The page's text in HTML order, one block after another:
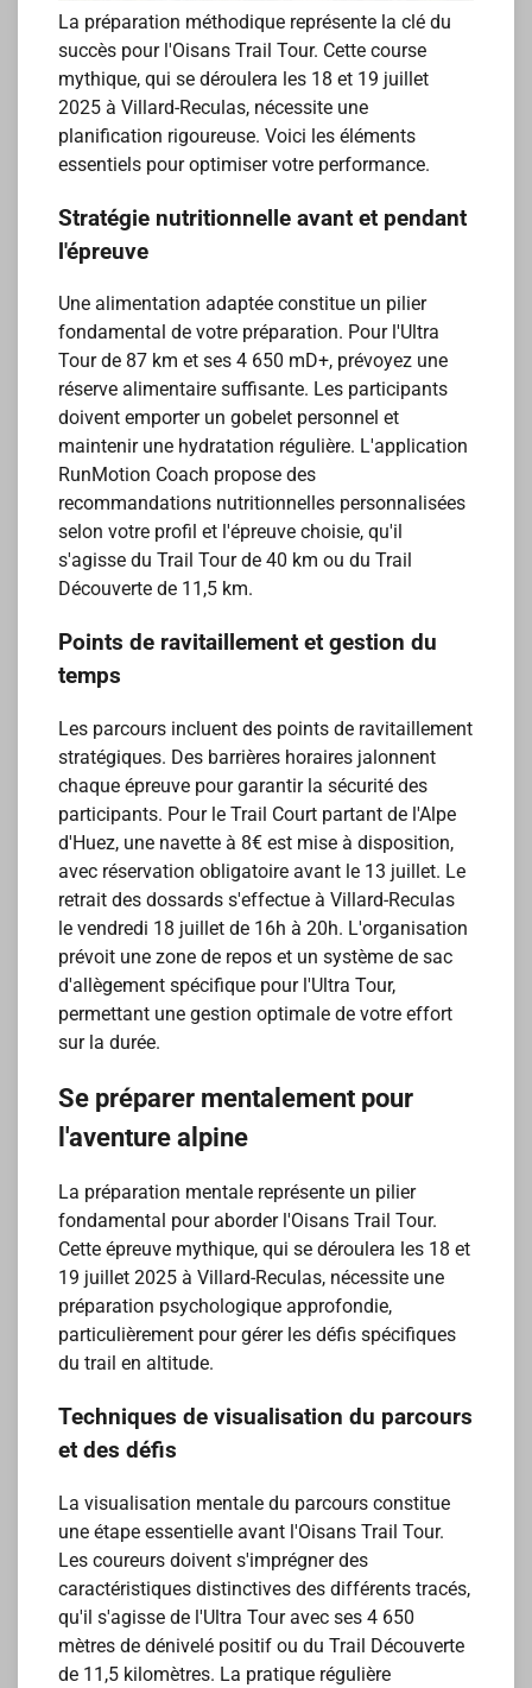
La préparation méthodique représente la clé du
succès pour l'Oisans Trail Tour. Cette course
mythique, qui se déroulera les 18 et 19 juillet
2025 à Villard-Reculas, nécessite une
planification rigoureuse. Voici les éléments
essentiels pour optimiser votre performance.
Stratégie nutritionnelle avant et pendant
l'épreuve
Une alimentation adaptée constitue un pilier
fondamental de votre préparation. Pour l'Ultra
Tour de 87 km et ses 4 650 mD+, prévoyez une
réserve alimentaire suffisante. Les participants
doivent emporter un gobelet personnel et
maintenir une hydratation régulière. L'application
RunMotion Coach propose des
recommandations nutritionnelles personnalisées
selon votre profil et l'épreuve choisie, qu'il
s'agisse du Trail Tour de 40 km ou du Trail
Découverte de 11,5 km.
Points de ravitaillement et gestion du
temps
Les parcours incluent des points de ravitaillement
stratégiques. Des barrières horaires jalonnent
chaque épreuve pour garantir la sécurité des
participants. Pour le Trail Court partant de l'Alpe
d'Huez, une navette à 8€ est mise à disposition,
avec réservation obligatoire avant le 13 juillet. Le
retrait des dossards s'effectue à Villard-Reculas
le vendredi 18 juillet de 16h à 20h. L'organisation
prévoit une zone de repos et un système de sac
d'allègement spécifique pour l'Ultra Tour,
permettant une gestion optimale de votre effort
sur la durée.
Se préparer mentalement pour
l'aventure alpine
La préparation mentale représente un pilier
fondamental pour aborder l'Oisans Trail Tour.
Cette épreuve mythique, qui se déroulera les 18 et
19 juillet 2025 à Villard-Reculas, nécessite une
préparation psychologique approfondie,
particulièrement pour gérer les défis spécifiques
du trail en altitude.
Techniques de visualisation du parcours
et des défis
La visualisation mentale du parcours constitue
une étape essentielle avant l'Oisans Trail Tour.
Les coureurs doivent s'imprégner des
caractéristiques distinctives des différents tracés,
qu'il s'agisse de l'Ultra Tour avec ses 4 650
mètres de dénivelé positif ou du Trail Découverte
de 11,5 kilomètres. La pratique régulière